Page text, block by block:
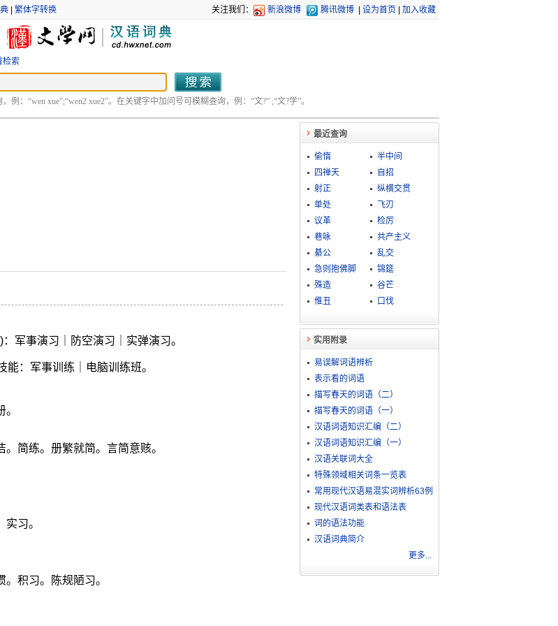
| 繁体字转换 关注我们： 新浪微博 腾讯微博 设为首页 加入收藏
检索
例：“wen xue”;“wen2 xue2”。在关键字中加问号可模糊查询，例：“文?” ;“文?学”。
军事演习｜防空演习｜实弹演习。
：军事训练｜电脑训练班。
简练。册繁就简。言简意赅。
习。
积习。陈规陋习。
最近查询
偷惰
半中间
四禅天
自招
射正
纵横交贯
单处
飞刃
议革
检厉
巷咏
共产主义
綦公
乱交
急则抱佛脚
锦筵
殊造
谷芒
倠丑
口伐
实用附录
易误解词语辨析
表示看的词语
描写春天的词语（二）
描写春天的词语（一）
汉语词语知识汇编（二）
汉语词语知识汇编（一）
汉语关联词大全
特殊领域相关词条一览表
常用现代汉语易混实词辨析63例
现代汉语词类表和语法表
词的语法功能
汉语词典简介
更多...